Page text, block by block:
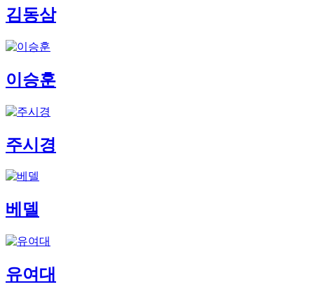
김동삼
이승훈
주시경
베델
유여대